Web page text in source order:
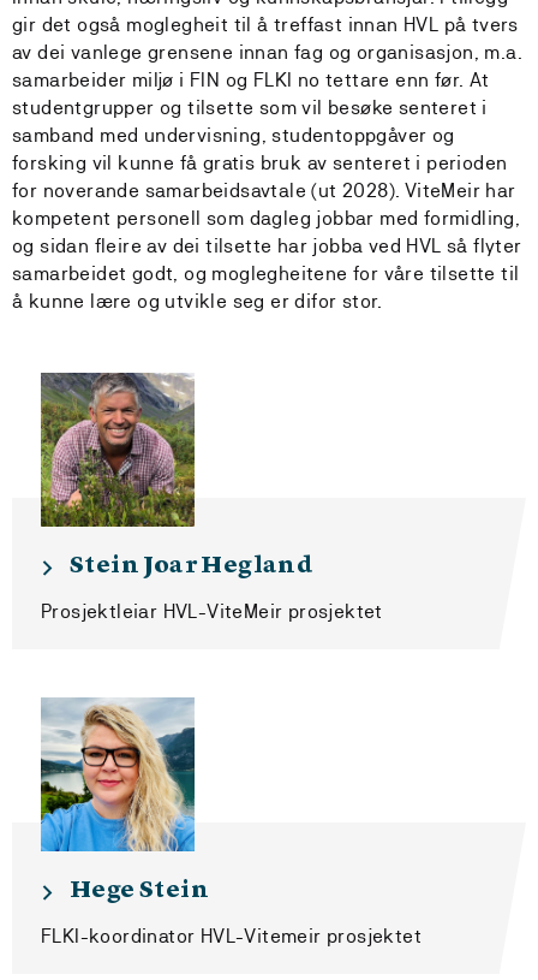
gir det også moglegheit til å treffast innan HVL på tvers
av dei vanlege grensene innan fag og organisasjon, m.a.
samarbeider miljø i FIN og FLKI no tettare enn før. At
studentgrupper og tilsette som vil besøke senteret i
samband med undervisning, studentoppgåver og
forsking vil kunne få gratis bruk av senteret i perioden
for noverande samarbeidsavtale (ut 2028). ViteMeir har
kompetent personell som dagleg jobbar med formidling,
og sidan fleire av dei tilsette har jobba ved HVL så flyter
samarbeidet godt, og moglegheitene for våre tilsette til
å kunne lære og utvikle seg er difor stor.
Stein Joar Hegland
Prosjektleiar HVL-ViteMeir prosjektet
Hege Stein
FLKI-koordinator HVL-Vitemeir prosjektet